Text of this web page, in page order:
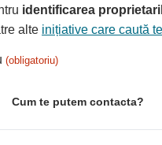
identificarea
alte inițiative care caută
(obligatoriu)
Cum te putem contacta?